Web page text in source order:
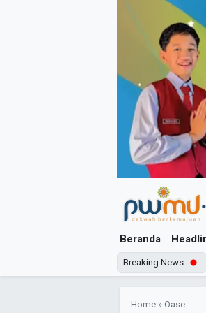
Beranda
Breaking News
Home »Oase